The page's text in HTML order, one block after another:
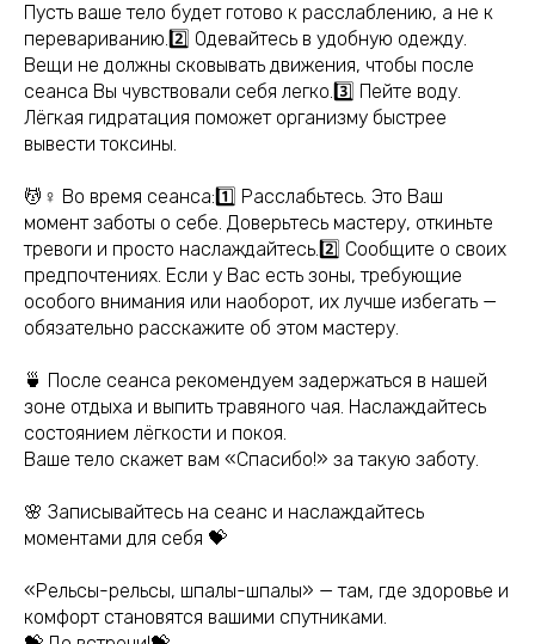
Пусть ваше тело будет готово к расслаблению, а не к
перевариванию.2️⃣ Одевайтесь в удобную одежду.
Вещи не должны сковывать движения, чтобы после
сеанса Вы чувствовали себя легко.3️⃣ Пейте воду.
Лёгкая гидратация поможет организму быстрее
вывести токсины.
💆♀️ Во время сеанса:1️⃣ Расслабьтесь. Это Ваш
момент заботы о себе. Доверьтесь мастеру, откиньте
тревоги и просто наслаждайтесь.2️⃣ Сообщите о своих
предпочтениях. Если у Вас есть зоны, требующие
особого внимания или наоборот, их лучше избегать —
обязательно расскажите об этом мастеру.
🍵 После сеанса рекомендуем задержаться в нашей
зоне отдыха и выпить травяного чая. Наслаждайтесь
состоянием лёгкости и покоя.
Ваше тело скажет вам «Спасибо!» за такую заботу.
🌸 Записывайтесь на сеанс и наслаждайтесь
моментами для себя 💝
«Рельсы-рельсы, шпалы-шпалы» — там, где здоровье и
комфорт становятся вашими спутниками.